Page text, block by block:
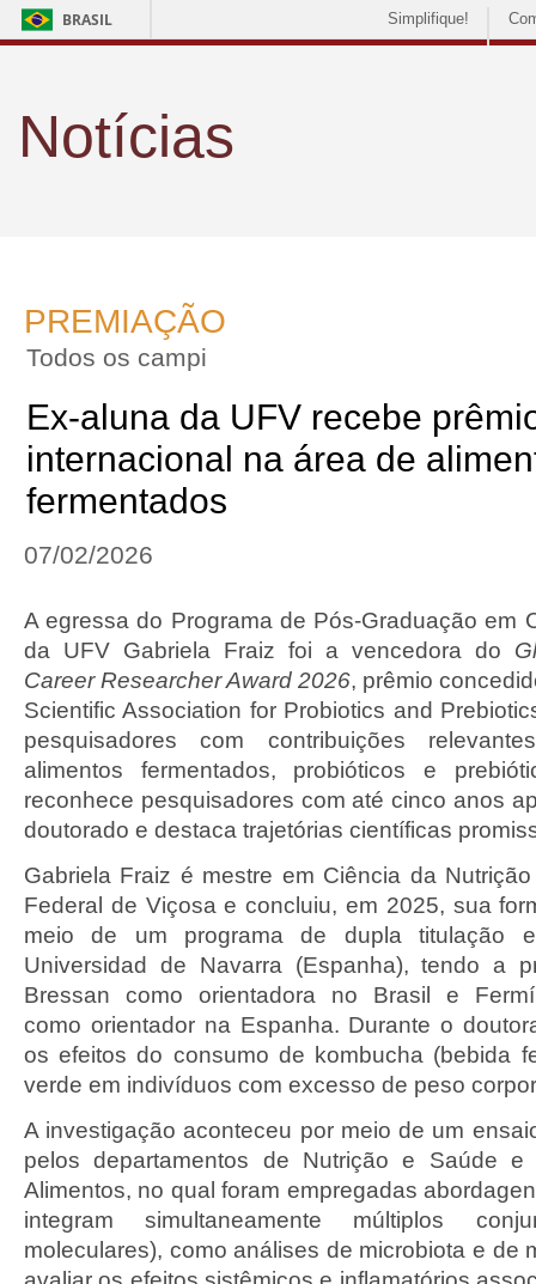
BRASIL Simplifique!
Notícias
PREMIAÇÃO
Todos os campi
Ex-aluna da UFV recebe
internacional na área de
fermentados
07/02/2026
A egressa do Programa de Pós-Graduação em
da UFV Gabriela Fraiz foi a vencedora do
Career Researcher Award 2026, prêmio
Scientific Association for Probiotics and
pesquisadores com contribuições
alimentos fermentados, probióticos e
reconhece pesquisadores com até cinco anos
doutorado e destaca trajetórias científicas
Gabriela Fraiz é mestre em Ciência da
Federal de Viçosa e concluiu, em 2025, sua
meio de um programa de dupla titulação
Universidad de Navarra (Espanha), tendo a
Bressan como orientadora no Brasil e
como orientador na Espanha. Durante o
os efeitos do consumo de kombucha (bebida
verde em indivíduos com excesso de peso
A investigação aconteceu por meio de um
pelos departamentos de Nutrição e Saúde e
Alimentos, no qual foram empregadas
integram simultaneamente múltiplos
moleculares), como análises de microbiota e de